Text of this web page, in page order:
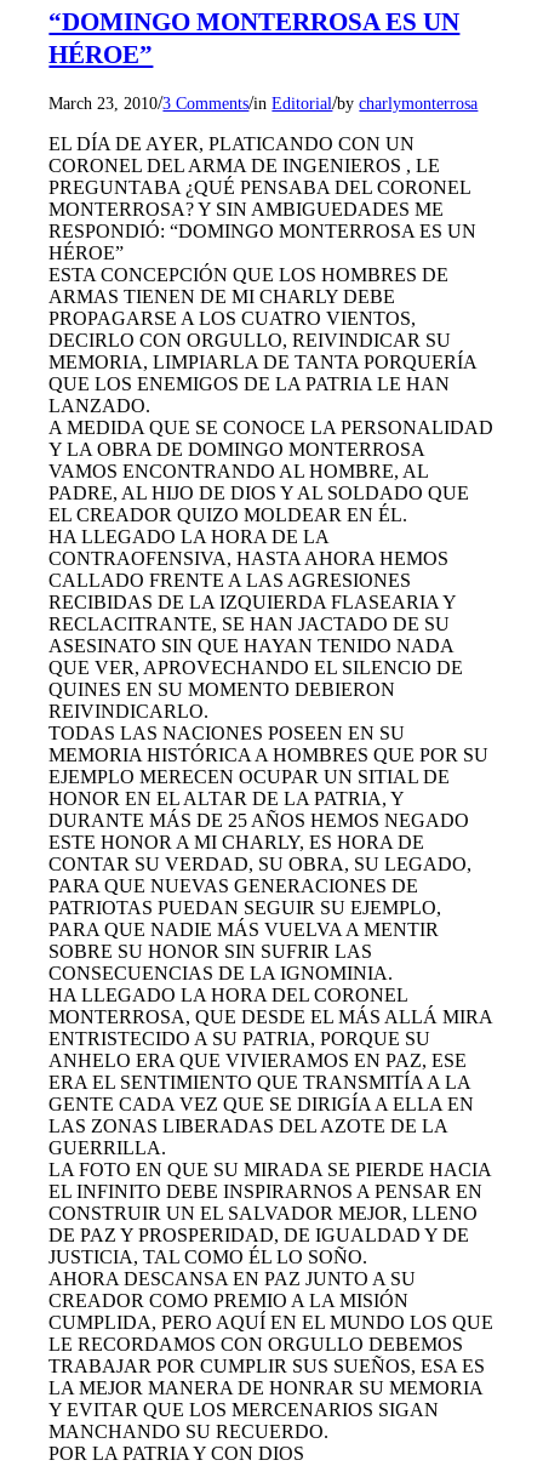
“DOMINGO MONTERROSA ES UN
HÉROE”
March 23, 2010/3 Comments/inEditorial/bycharlymonterrosa
EL DÍA DE AYER, PLATICANDO CON UN
CORONEL DEL ARMA DE INGENIEROS , LE
PREGUNTABA ¿QUÉ PENSABA DEL CORONEL
MONTERROSA? Y SIN AMBIGUEDADES ME
RESPONDIÓ: “DOMINGO MONTERROSA ES UN
HÉROE”
ESTA CONCEPCIÓN QUE LOS HOMBRES DE
ARMAS TIENEN DE MI CHARLY DEBE
PROPAGARSE A LOS CUATRO VIENTOS,
DECIRLO CON ORGULLO, REIVINDICAR SU
MEMORIA, LIMPIARLA DE TANTA PORQUERÍA
QUE LOS ENEMIGOS DE LA PATRIA LE HAN
LANZADO.
A MEDIDA QUE SE CONOCE LA PERSONALIDAD
Y LA OBRA DE DOMINGO MONTERROSA
VAMOS ENCONTRANDO AL HOMBRE, AL
PADRE, AL HIJO DE DIOS Y AL SOLDADO QUE
EL CREADOR QUIZO MOLDEAR EN ÉL.
HA LLEGADO LA HORA DE LA
CONTRAOFENSIVA, HASTA AHORA HEMOS
CALLADO FRENTE A LAS AGRESIONES
RECIBIDAS DE LA IZQUIERDA FLASEARIA Y
RECLACITRANTE, SE HAN JACTADO DE SU
ASESINATO SIN QUE HAYAN TENIDO NADA
QUE VER, APROVECHANDO EL SILENCIO DE
QUINES EN SU MOMENTO DEBIERON
REIVINDICARLO.
TODAS LAS NACIONES POSEEN EN SU
MEMORIA HISTÓRICA A HOMBRES QUE POR SU
EJEMPLO MERECEN OCUPAR UN SITIAL DE
HONOR EN EL ALTAR DE LA PATRIA, Y
DURANTE MÁS DE 25 AÑOS HEMOS NEGADO
ESTE HONOR A MI CHARLY, ES HORA DE
CONTAR SU VERDAD, SU OBRA, SU LEGADO,
PARA QUE NUEVAS GENERACIONES DE
PATRIOTAS PUEDAN SEGUIR SU EJEMPLO,
PARA QUE NADIE MÁS VUELVA A MENTIR
SOBRE SU HONOR SIN SUFRIR LAS
CONSECUENCIAS DE LA IGNOMINIA.
HA LLEGADO LA HORA DEL CORONEL
MONTERROSA, QUE DESDE EL MÁS ALLÁ MIRA
ENTRISTECIDO A SU PATRIA, PORQUE SU
ANHELO ERA QUE VIVIERAMOS EN PAZ, ESE
ERA EL SENTIMIENTO QUE TRANSMITÍA A LA
GENTE CADA VEZ QUE SE DIRIGÍA A ELLA EN
LAS ZONAS LIBERADAS DEL AZOTE DE LA
GUERRILLA.
LA FOTO EN QUE SU MIRADA SE PIERDE HACIA
EL INFINITO DEBE INSPIRARNOS A PENSAR EN
CONSTRUIR UN EL SALVADOR MEJOR, LLENO
DE PAZ Y PROSPERIDAD, DE IGUALDAD Y DE
JUSTICIA, TAL COMO ÉL LO SOÑO.
AHORA DESCANSA EN PAZ JUNTO A SU
CREADOR COMO PREMIO A LA MISIÓN
CUMPLIDA, PERO AQUÍ EN EL MUNDO LOS QUE
LE RECORDAMOS CON ORGULLO DEBEMOS
TRABAJAR POR CUMPLIR SUS SUEÑOS, ESA ES
LA MEJOR MANERA DE HONRAR SU MEMORIA
Y EVITAR QUE LOS MERCENARIOS SIGAN
MANCHANDO SU RECUERDO.
POR LA PATRIA Y CON DIOS